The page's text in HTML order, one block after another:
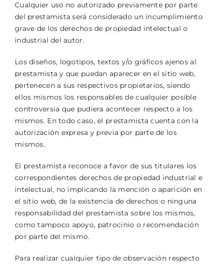
Cualquier uso no autorizado previamente por parte
del prestamista será considerado un incumplimiento
grave de los derechos de propiedad intelectual o
industrial del autor.
Los diseños, logotipos, textos y/o gráficos ajenos al
prestamista y que puedan aparecer en el sitio web,
pertenecen a sus respectivos propietarios, siendo
ellos mismos los responsables de cualquier posible
controversia que pudiera acontecer respecto a los
mismos. En todo caso, el prestamista cuenta con la
autorización expresa y previa por parte de los
mismos.
El prestamista reconoce a favor de sus titulares los
correspondientes derechos de propiedad industrial e
intelectual, no implicando la mención o aparición en
el sitio web, de la existencia de derechos o ninguna
responsabilidad del prestamista sobre los mismos,
como tampoco apoyo, patrocinio o recomendación
por parte del mismo.
Para realizar cualquier tipo de observación respecto